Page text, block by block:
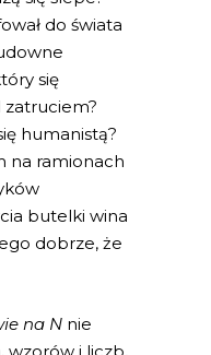
do świata
się
zatruciem?
humanistą?
na ramionach
butelki wina
dobrze, że
na N nie